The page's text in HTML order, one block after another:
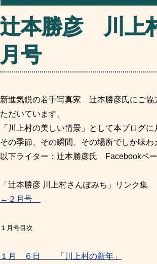
辻本勝彦 川上
月号
新進気鋭の若手写真家 辻本勝彦氏にご協
ただいています。
「川上村の美しい情景」として本ブログ
その季節、その瞬間、その場所でしか味
以下ライター：辻本勝彦氏 Facebookペー
「辻本勝彦 川上村さんぽみち」リンク集
←２月号
１月号目次
１月 ６日 「川上村の新年」